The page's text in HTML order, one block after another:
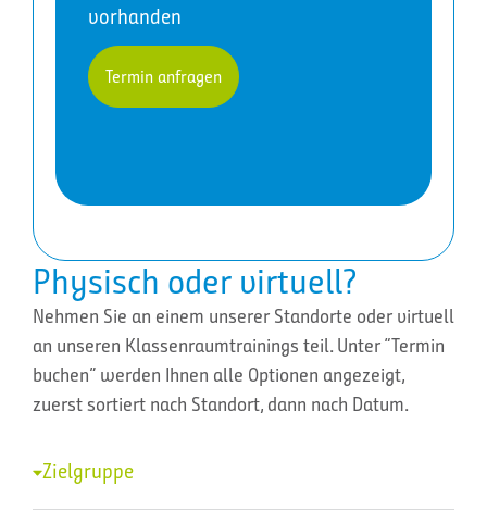
Physisch oder virtuell?
Nehmen Sie an einem unserer Standorte oder virtuell
an unseren Klassenraumtrainings teil. Unter “Termin
buchen” werden Ihnen alle Optionen angezeigt,
zuerst sortiert nach Standort, dann nach Datum.
Zielgruppe
vorhanden
Termin anfragen